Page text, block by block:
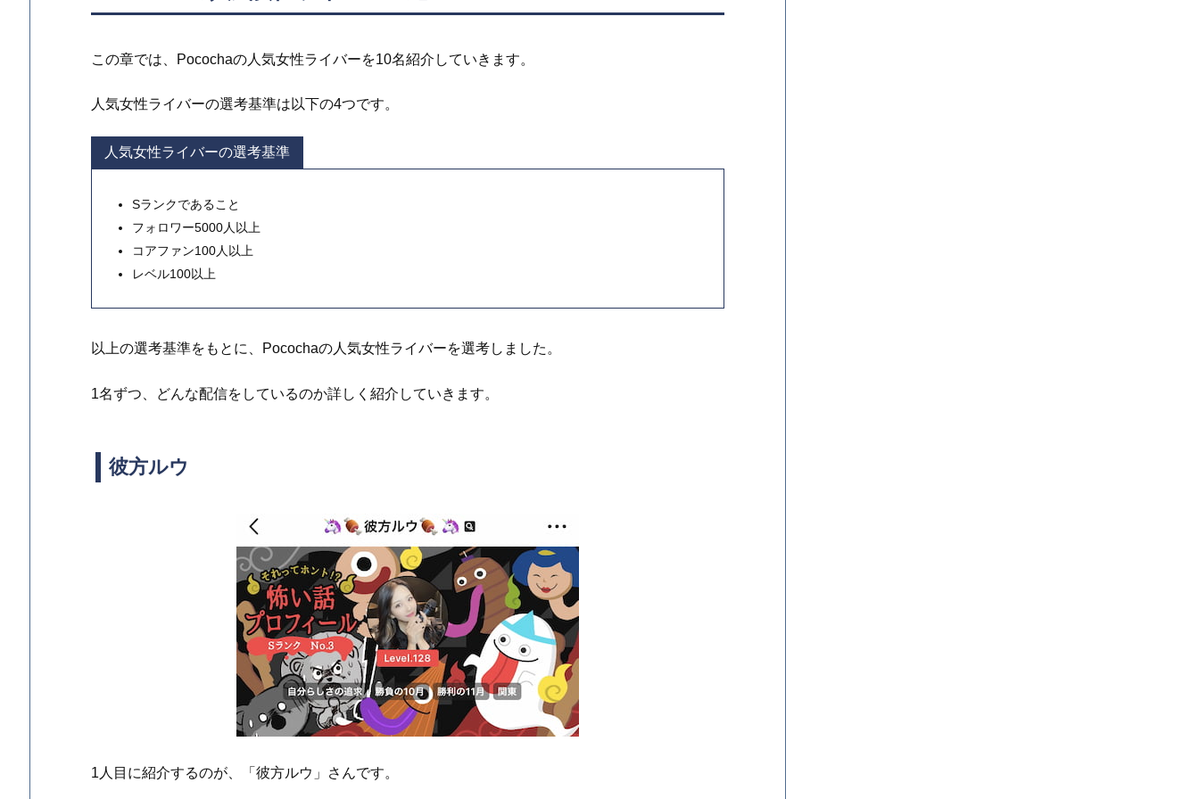
この章では、Pocochaの人気女性ライバーを10名紹介していきます。
人気女性ライバーの選考基準は以下の4つです。
人気女性ライバーの選考基準
Sランクであること
フォロワー5000人以上
コアファン100人以上
レベル100以上
以上の選考基準をもとに、Pocochaの人気女性ライバーを選考しました。
1名ずつ、どんな配信をしているのか詳しく紹介していきます。
彼方ルウ
1人目に紹介するのが、「彼方ルウ」さんです。